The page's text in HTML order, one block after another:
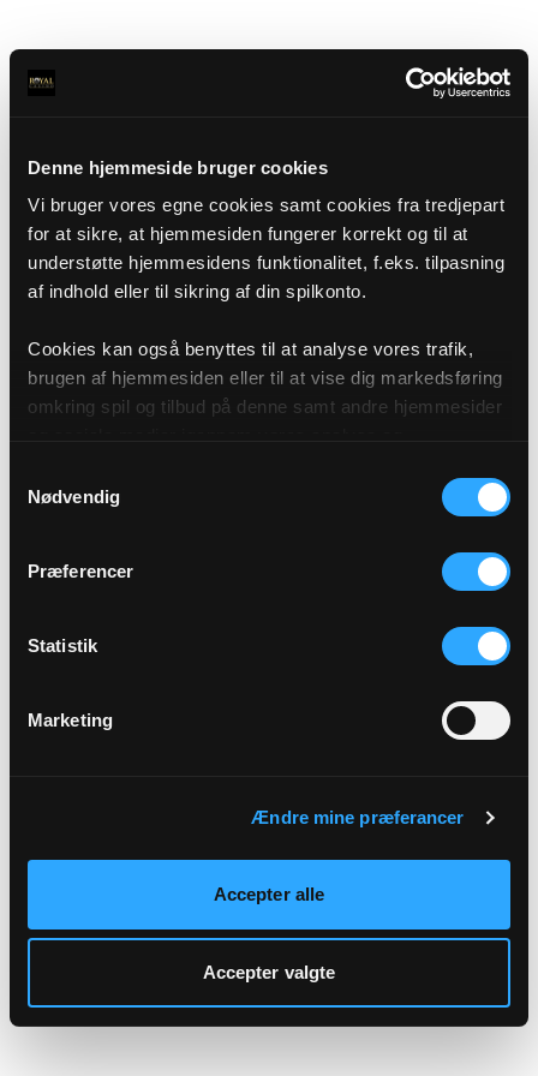
Denne hjemmeside bruger cookies
Vi bruger vores egne cookies samt cookies fra tredjepart
for at sikre, at hjemmesiden fungerer korrekt og til at
understøtte hjemmesidens funktionalitet, f.eks. tilpasning
af indhold eller til sikring af din spilkonto.
Cookies kan også benyttes til at analyse vores trafik,
brugen af hjemmesiden eller til at vise dig markedsføring
omkring spil og tilbud på denne samt andre hjemmesider
af cookies under "Detaljer" eller ved at klikke videre til
vores Cookiepolitik, som du finder i bunden af vores
Nødvendig
Præferencer
Statistik
Marketing
Ændre mine præferancer
Accepter alle
Accepter valgte